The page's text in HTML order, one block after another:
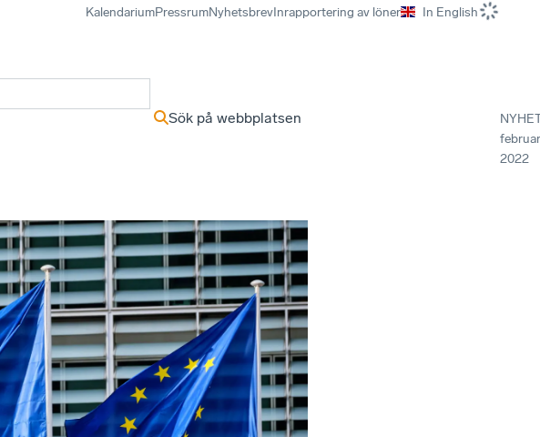
KalendariumPressrumNyhetsbrevInrapportering av löner In English
Sök på webbplatsen
2022